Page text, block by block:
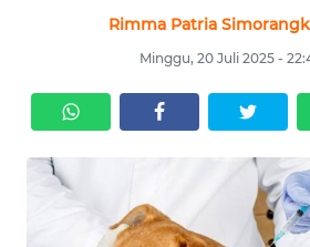
Rimma Patria
Minggu, 20 Juli 2025 -
SERBI